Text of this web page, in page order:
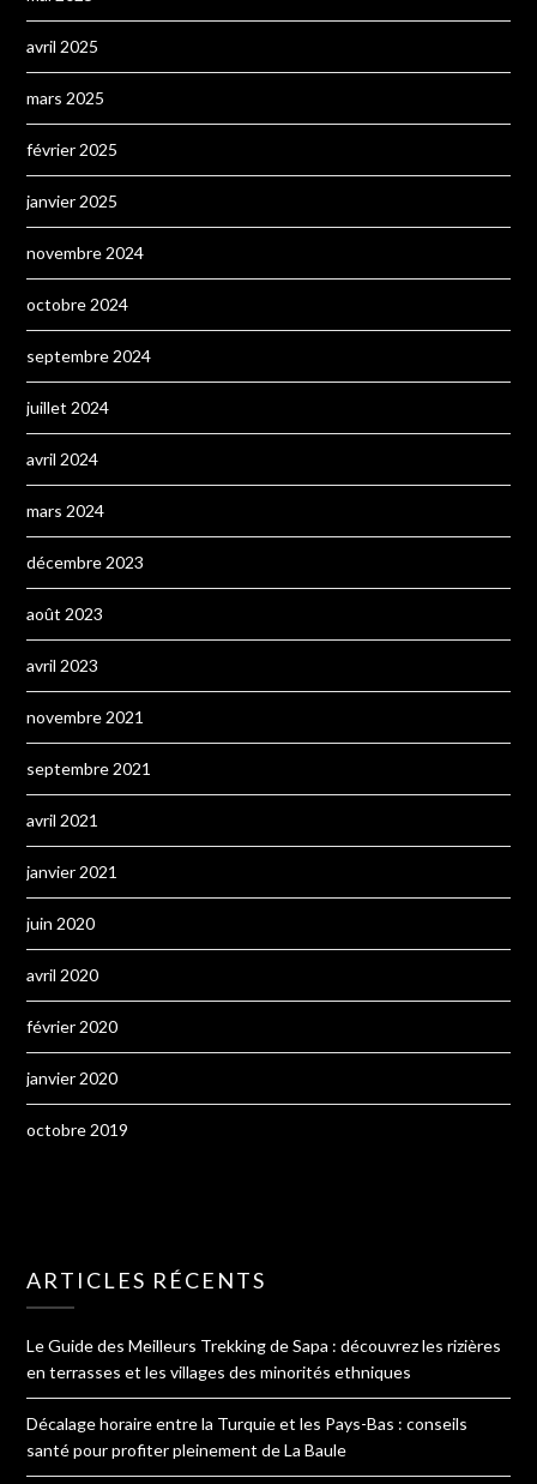
avril 2025
mars 2025
février 2025
janvier 2025
novembre 2024
octobre 2024
septembre 2024
juillet 2024
avril 2024
mars 2024
décembre 2023
août 2023
avril 2023
novembre 2021
septembre 2021
avril 2021
janvier 2021
juin 2020
avril 2020
février 2020
janvier 2020
octobre 2019
ARTICLES RÉCENTS
Le Guide des Meilleurs Trekking de Sapa : découvrez les rizières
en terrasses et les villages des minorités ethniques
Décalage horaire entre la Turquie et les Pays-Bas : conseils
santé pour profiter pleinement de La Baule